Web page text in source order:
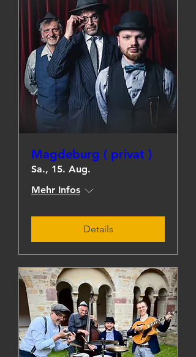
Magdeburg ( privat )
Sa., 15. Aug.
Mehr Infos
Details